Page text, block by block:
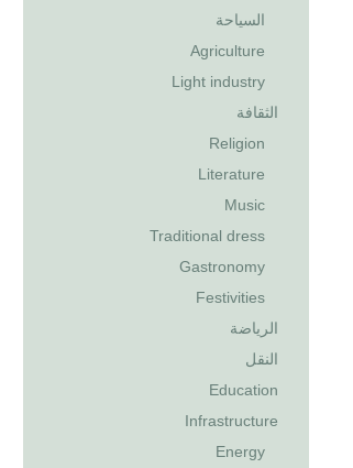
السياحة
Agriculture
Light industry
الثقافة
Religion
Literature
Music
Traditional dress
Gastronomy
Festivities
الرياضة
النقل
Education
Infrastructure
Energy